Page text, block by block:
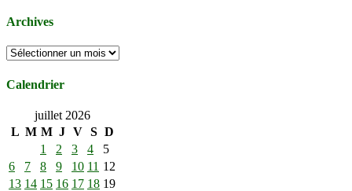
Archives
Archives
Calendrier
juillet 2026
L M M J V S D
1
2 3 4
5
6
7 8 9 10 11 12
13 14 15 16 17 18 19